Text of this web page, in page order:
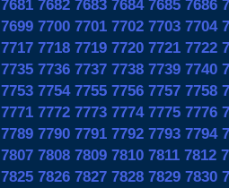
7681 7682 7683 7684 7685 7686
7699 7700 7701 7702 7703 7704
7717 7718 7719 7720 7721 7722
7735 7736 7737 7738 7739 7740
7753 7754 7755 7756 7757 7758
7771 7772 7773 7774 7775 7776
7789 7790 7791 7792 7793 7794
7807 7808 7809 7810 7811 7812
7825 7826 7827 7828 7829 7830